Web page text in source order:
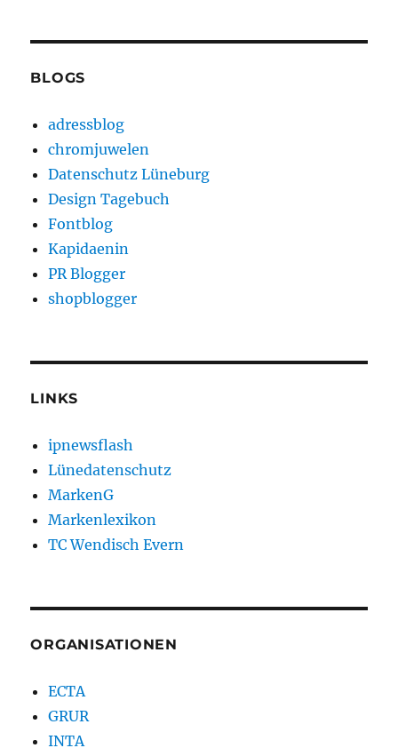
BLOGS
adressblog
chromjuwelen
Datenschutz Lüneburg
Design Tagebuch
Fontblog
Kapidaenin
PR Blogger
shopblogger
LINKS
ipnewsflash
Lünedatenschutz
MarkenG
Markenlexikon
TC Wendisch Evern
ORGANISATIONEN
ECTA
GRUR
INTA